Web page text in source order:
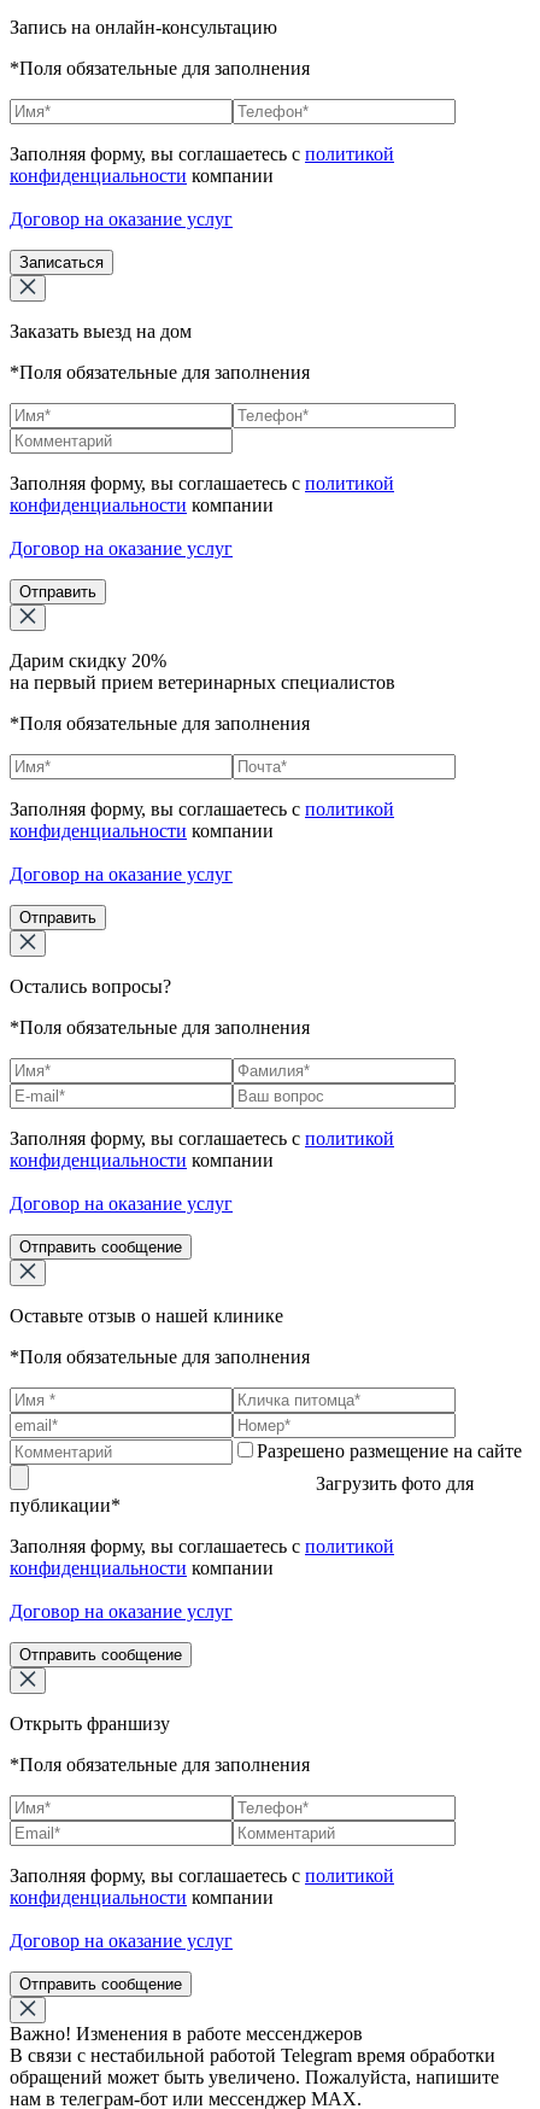
Запись на онлайн-консультацию
*Поля обязательные для заполнения
Заполняя форму, вы соглашаетесь с политикой
конфиденциальности компании
Договор на оказание услуг
Записаться
Заказать выезд на дом
*Поля обязательные для заполнения
Заполняя форму, вы соглашаетесь с политикой
конфиденциальности компании
Договор на оказание услуг
Отправить
Дарим скидку 20%
на первый прием ветеринарных специалистов
*Поля обязательные для заполнения
Заполняя форму, вы соглашаетесь с политикой
конфиденциальности компании
Договор на оказание услуг
Отправить
Остались вопросы?
*Поля обязательные для заполнения
Заполняя форму, вы соглашаетесь с политикой
конфиденциальности компании
Договор на оказание услуг
Отправить сообщение
Оставьте отзыв о нашей клинике
*Поля обязательные для заполнения
Разрешено размещение на сайте
Загрузить фото для
публикации*
Заполняя форму, вы соглашаетесь с политикой
конфиденциальности компании
Договор на оказание услуг
Отправить сообщение
Открыть франшизу
*Поля обязательные для заполнения
Заполняя форму, вы соглашаетесь с политикой
конфиденциальности компании
Договор на оказание услуг
Отправить сообщение
Важно! Изменения в работе мессенджеров
В связи с нестабильной работой Telegram время обработки
обращений может быть увеличено. Пожалуйста, напишите
нам в телеграм-бот или мессенджер МАХ.